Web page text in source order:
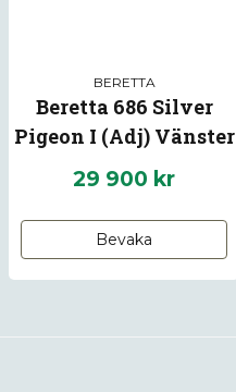
BERETTA
Beretta 686 Silver
Pigeon I (Adj) Vänster
29 900 kr
Bevaka